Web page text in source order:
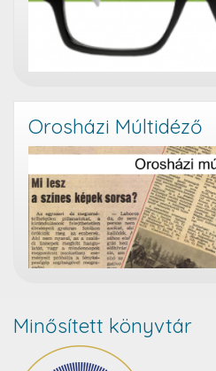
Orosházi Múltidéző
Minősített könyvtár